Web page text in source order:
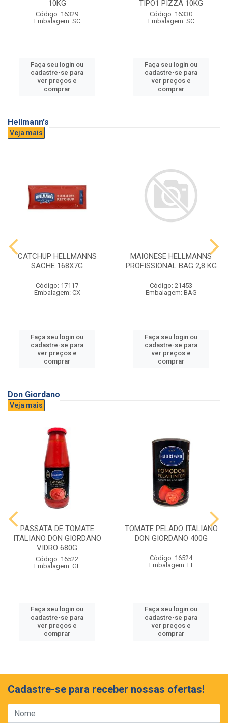
10KG
Código: 16329
Embalagem: SC
Faça seu login ou
cadastre-se para
ver preços e
comprar
TIPO1 PIZZA 10KG
Código: 16330
Embalagem: SC
Faça seu login ou
cadastre-se para
ver preços e
comprar
Hellmann's
Veja mais
CATCHUP HELLMANNS
SACHE 168X7G
Código: 17117
Embalagem: CX
Faça seu login ou
cadastre-se para
ver preços e
comprar
MAIONESE HELLMANNS
PROFISSIONAL BAG 2,8 KG
Código: 21453
Embalagem: BAG
Faça seu login ou
cadastre-se para
ver preços e
comprar
Don Giordano
Veja mais
PASSATA DE TOMATE
ITALIANO DON GIORDANO
VIDRO 680G
Código: 16522
Embalagem: GF
Faça seu login ou
cadastre-se para
ver preços e
comprar
TOMATE PELADO ITALIANO
DON GIORDANO 400G
Código: 16524
Embalagem: LT
Faça seu login ou
cadastre-se para
ver preços e
comprar
Cadastre-se para receber nossas ofertas!